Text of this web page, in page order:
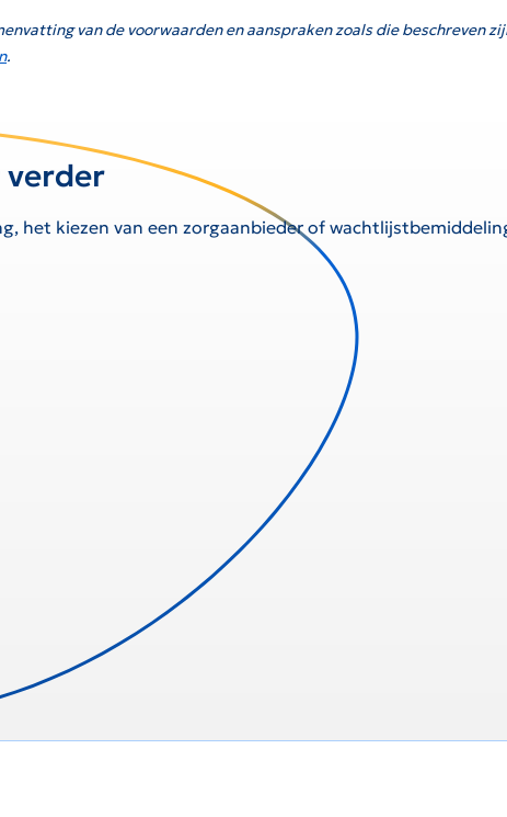
van de voorwaarden en aanspraken zoals die beschreven
.
verder
het kiezen van een zorgaanbieder of